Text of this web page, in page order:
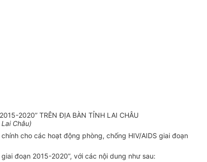
2020” TRÊN ĐỊA BÀN TỈNH LAI CHÂU
Châu)
cho các hoạt động phòng, chống HIV/AIDS giai đoạn
đoạn 2015-2020”, với các nội dung như sau: